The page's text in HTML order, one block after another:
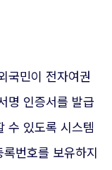
국민이 전자여권
명 인증서를 발급
수 있도록 시스템
번호를 보유하지